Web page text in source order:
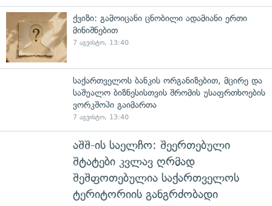
ქვიზი: გამოიცანი ცნობილი ადამიანი ერთი
მინიშნებით
7 აგვისტო, 13:40
საქართველოს ბანკის ორგანიზებით, მცირე და
საშუალო ბიზნესისთვის შრომის უსაფრთხოების
ვორკშოპი გაიმართა
7 აგვისტო, 13:40
აშშ-ის საელჩო: შეერთებული
შტატები კვლავ ღრმად
შეშფოთებულია საქართველოს
ტერიტორიის განგრძობადი